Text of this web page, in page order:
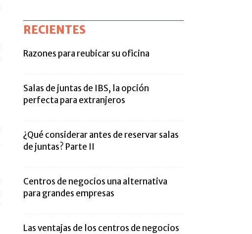
RECIENTES
Razones para reubicar su oficina
Salas de juntas de IBS, la opción
perfecta para extranjeros
¿Qué considerar antes de reservar salas
de juntas? Parte II
Centros de negocios una alternativa
para grandes empresas
Las ventajas de los centros de negocios